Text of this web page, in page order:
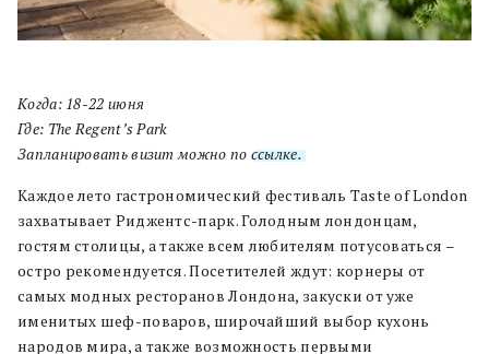
Когда: 18-22 июня
Где: The Regent’s Park
Запланировать визит можно по ссылке.
Каждое лето гастрономический фестиваль Taste of London
захватывает Риджентс-парк. Голодным лондонцам,
гостям столицы, а также всем любителям потусоваться –
остро рекомендуется. Посетителей ждут: корнеры от
самых модных ресторанов Лондона, закуски от уже
именитых шеф-поваров, широчайший выбор кухонь
народов мира, а также возможность первыми